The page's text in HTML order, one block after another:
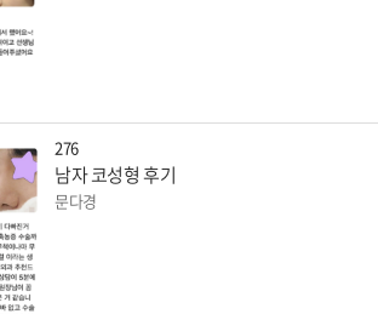
276
남자 코성형 후기
문다경